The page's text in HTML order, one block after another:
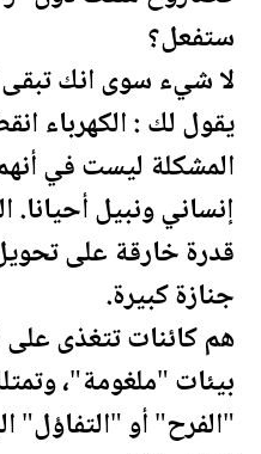
ستفعل؟
لا شيء سوى انك
يقول لك : الكهرباء
المشكلة ليست في
إنساني ونبيل أحيانا.
قدرة خارقة على
جنازة كبيرة.
هم كائنات تتغذى على
بيئات "ملغومة"،
"الفرح" أو